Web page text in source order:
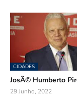
CIDADES
JosÃ© Humberto
29 Junho, 2022